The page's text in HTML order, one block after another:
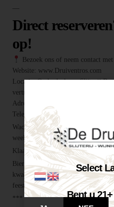
—
Direct
op!
Bezoek ons of neem contact
Website: www.Druiventros.com
Locatie: Onderdeel van Slijterij
vertrouwd adres voor alles wat je
Adres: Hoogeind 6, 4817 EM Breda
Telefoon / E-mail: 076 521 0026 /
Wacht niet te lang, want biertaps
weekenden en zomermaanden! —
Klaar voor een geslaagd feest?
Biertap huren locatie Breda – snel
kwaliteit en service van Slijterij
feest maar komen!
***
Select
Bent u